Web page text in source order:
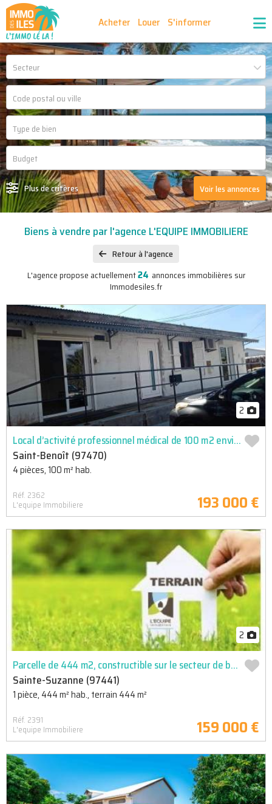
Acheter Louer S'informer
Nos outils Ma sélection d'annonces
Recrutement Partenaires
Secteur
Plus de critères Voir les annonces
Biens à vendre par l'agence L'EQUIPE IMMOBILIERE
Retour à l'agence
L'agence propose actuellement24 annonces immobilières sur
Immodesiles.fr
2
Local d’activité professionnel médical de 100 m2 environ + parkings secteur beauvallon
Saint-Benoît (97470)
4 pièces, 100 m² hab.
Réf. 2362
L'equipe Immobiliere 193 000 €
2
Parcelle de 444 m2, constructible sur le secteur de bagatelle ste suzanne
Sainte-Suzanne (97441)
1 pièce, 444 m² hab., terrain 444 m²
Réf. 2391
L'equipe Immobiliere 159 000 €